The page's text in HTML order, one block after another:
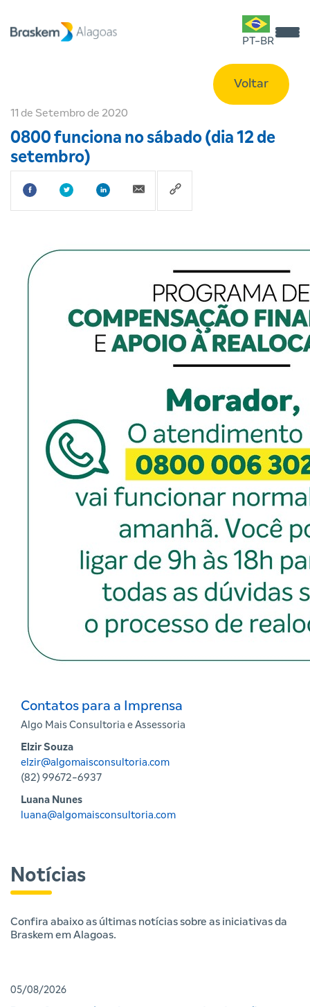
PT-BR
Voltar
11 de Setembro de 2020
0800 funciona no sábado (dia 12 de
setembro)
Contatos para a Imprensa
Algo Mais Consultoria e Assessoria
Elzir Souza
elzir@algomaisconsultoria.com
(82) 99672-6937
Luana Nunes
luana@algomaisconsultoria.com
Notícias
Confira abaixo as últimas notícias sobre as iniciativas da
Braskem em Alagoas.
05/08/2026